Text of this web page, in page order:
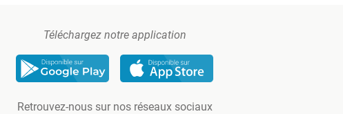
Téléchargez notre application
Retrouvez-nous sur nos réseaux sociaux